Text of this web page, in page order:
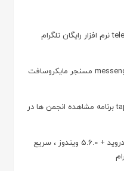
دانلود telegram Desktop 6.5.1 نرم افزار رایگان تلگرام
دانلود tapatalk forums 8.9.10 برنامه مشاهده انجمن ها در
دانلود igram آیگرام 4.6.0 اندروید + 5.6.0 ویندوز ، سریع